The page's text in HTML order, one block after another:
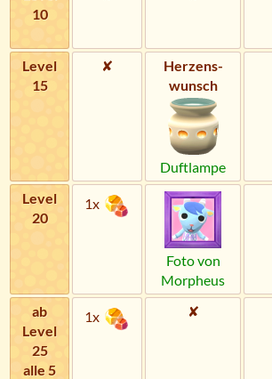
10
Level
15
✘
Herzens­
wunsch
Duftlampe
Level
20
1x
Foto von
Morpheus
ab
Level
25
alle 5
1x ✘